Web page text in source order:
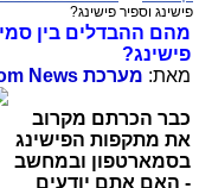
פישינג וספיר פישינג?
מהם ההבדלים בין
פישינג?
מאת: מערכת News
כבר הכרתם מקרוב
את מתקפות הפישינג
בסמארטפון ובמחשב
- האם אתם יודעים